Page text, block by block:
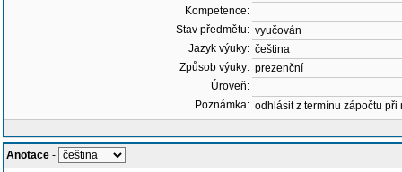
Kompetence:
Stav předmětu: vyučován
Jazyk výuky: čeština
Způsob výuky: prezenční
Úroveň:
Poznámka: odhlásit z termínu zápočtu
Anotace -